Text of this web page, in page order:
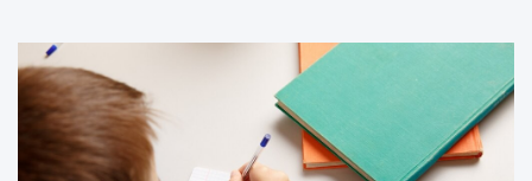
i
c